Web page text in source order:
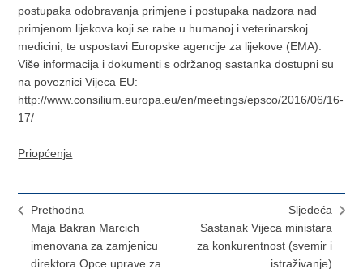
postupaka odobravanja primjene i postupaka nadzora nad
primjenom lijekova koji se rabe u humanoj i veterinarskoj
medicini, te uspostavi Europske agencije za lijekove (EMA).
Više informacija i dokumenti s održanog sastanka dostupni su
na poveznici Vijeca EU:
http://www.consilium.europa.eu/en/meetings/epsco/2016/06/16-
17/
Priopćenja
Prethodna
Maja Bakran Marcich
imenovana za zamjenicu
direktora Opce uprave za
Sljedeća
Sastanak Vijeca ministara
za konkurentnost (svemir i
istraživanje)